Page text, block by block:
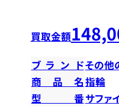
買取金額
ブランドその他
商品名指輪
型番サファ